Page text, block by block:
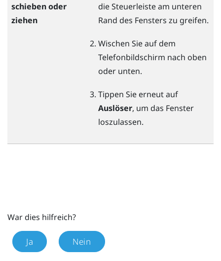
schieben oder
ziehen
die Steuerleiste am unteren
Rand des Fensters zu greifen.
Wischen Sie auf dem
Telefonbildschirm nach oben
oder unten.
Tippen Sie erneut auf
Auslöser, um das Fenster
loszulassen.
War dies hilfreich?
Ja Nein